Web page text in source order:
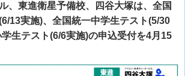
、東進衛星予備校、四谷大塚は、全国
13実施)、全国統一中学生テスト(5/30
生テスト(6/6実施)の申込受付を4月15